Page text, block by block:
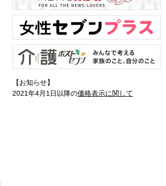
【お知らせ】
2021年4月1日以降の価格表示に関して